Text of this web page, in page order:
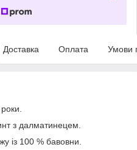
Доставка Оплата Умови
з далматинецем.
із 100 % бавовни.